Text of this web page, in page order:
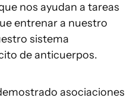
nos ayudan a tareas
entrenar a nuestro
sistema
de anticuerpos.
asociaciones